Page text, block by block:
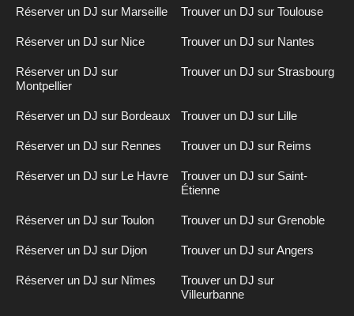
Réserver un DJ sur Marseille Trouver un DJ sur Toulouse
Réserver un DJ sur Nice Trouver un DJ sur Nantes
Réserver un DJ sur
Montpellier
Trouver un DJ sur Strasbourg
Réserver un DJ sur Bordeaux Trouver un DJ sur Lille
Réserver un DJ sur Rennes Trouver un DJ sur Reims
Réserver un DJ sur Le Havre
Trouver un DJ sur Saint-
Étienne
Réserver un DJ sur Toulon Trouver un DJ sur Grenoble
Réserver un DJ sur Dijon Trouver un DJ sur Angers
Réserver un DJ sur Nîmes
Trouver un DJ sur
Villeurbanne